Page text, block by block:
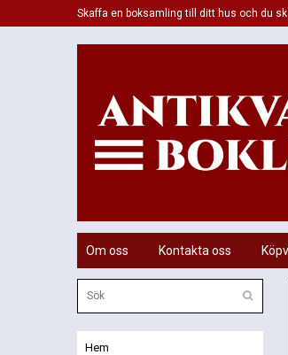
Skaffa en boksamling till ditt hus och du
Om oss Kontakta oss
Hem